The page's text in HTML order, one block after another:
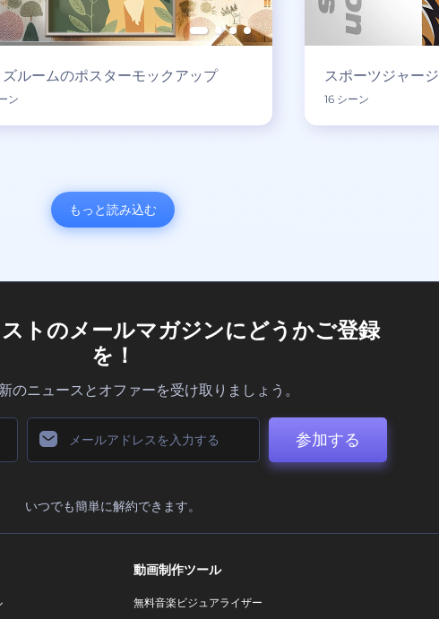
ズルームのポスターモックアップ
ン
スポーツジャー
16 シーン
もっと読み込む
トのメールマガジンにどうかご登録
を！
のニュースとオファーを受け取りましょう。
参加する
いつでも簡単に解約できます。
動画制作ツール
無料音楽ビジュアライザー